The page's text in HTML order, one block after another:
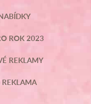
ROK 2023
REKLAMY